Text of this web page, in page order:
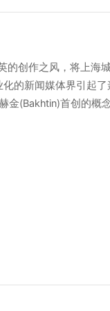
创作之风，将上
的新闻媒体界引起
或西欧他律性近代
谬"展现了其体现
在祖国和故乡明确
。 但是，对这两